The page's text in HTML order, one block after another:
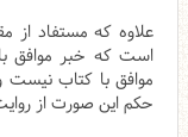
علاوه که مستفاد از
است که خبر موافق
موافق با کتاب نیست
حکم این صورت از